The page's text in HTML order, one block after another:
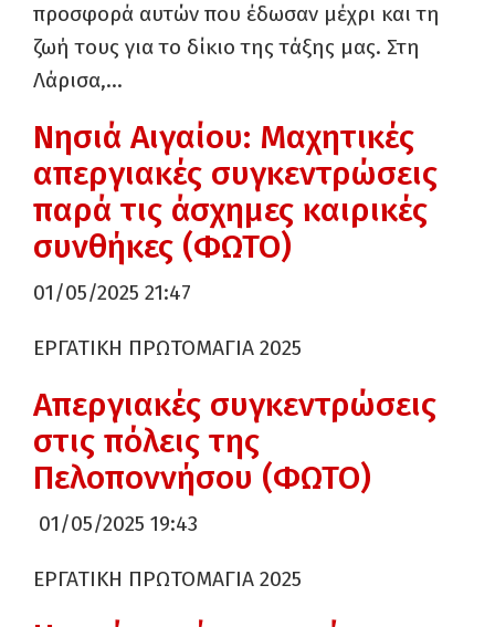
προσφορά αυτών που έδωσαν μέχρι και τη
ζωή τους για το δίκιο της τάξης μας. Στη
Λάρισα,…
Νησιά Αιγαίου: Μαχητικές
απεργιακές συγκεντρώσεις
παρά τις άσχημες καιρικές
συνθήκες (ΦΩΤΟ)
01/05/2025 21:47
ΕΡΓΑΤΙΚΗ ΠΡΩΤΟΜΑΓΙΑ 2025
Απεργιακές συγκεντρώσεις
στις πόλεις της
Πελοποννήσου (ΦΩΤΟ)
01/05/2025 19:43
ΕΡΓΑΤΙΚΗ ΠΡΩΤΟΜΑΓΙΑ 2025